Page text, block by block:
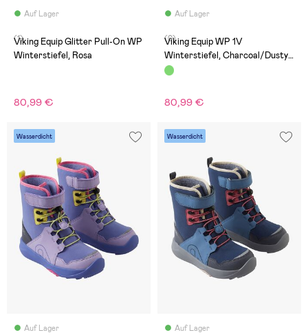
Auf Lager
(1)
Viking Equip Glitter Pull-On WP
Winterstiefel, Rosa
80,99 €
Auf Lager
(0)
Viking Equip WP 1V
Winterstiefel, Charcoal/Dusty
Pink
80,99 €
Wasserdicht
Auf Lager
Wasserdicht
Auf Lager